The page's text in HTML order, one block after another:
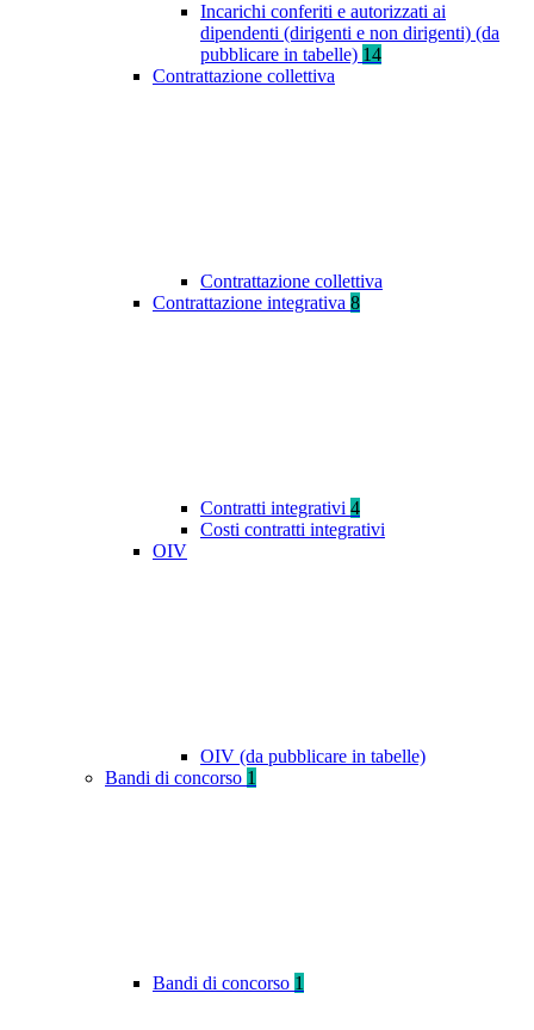
Incarichi conferiti e autorizzati ai
dipendenti (dirigenti e non dirigenti) (da
pubblicare in tabelle) 14
Contrattazione collettiva
Contrattazione collettiva
Contrattazione integrativa 8
Contratti integrativi 4
Costi contratti integrativi
OIV
OIV (da pubblicare in tabelle)
Bandi di concorso 1
Bandi di concorso 1